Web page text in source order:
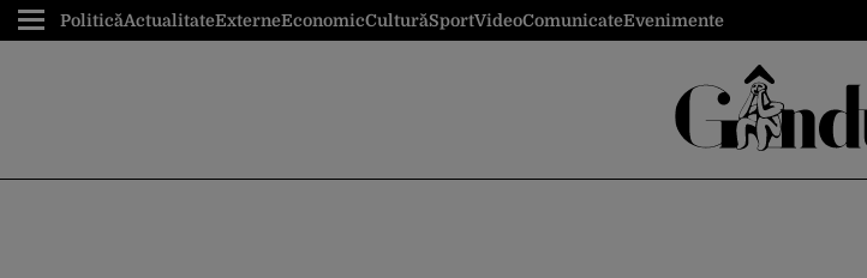
PoliticăActualitateExterneEconomicCulturăSportVideoComunicateEvenimente